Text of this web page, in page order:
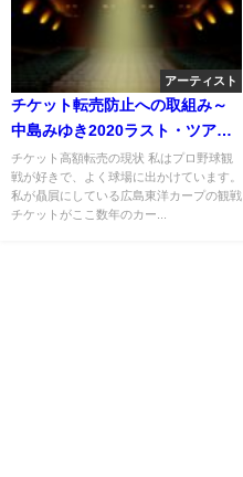
アーティスト
チケット転売防止への取組み～
中島みゆき2020ラスト・ツアー
「結果オーライ」
チケット高額転売の現状 私はプロ野球観
戦が好きで、よく球場に出かけています。
私が贔屓にしている広島東洋カープの観戦
チケットがここ数年のカー...